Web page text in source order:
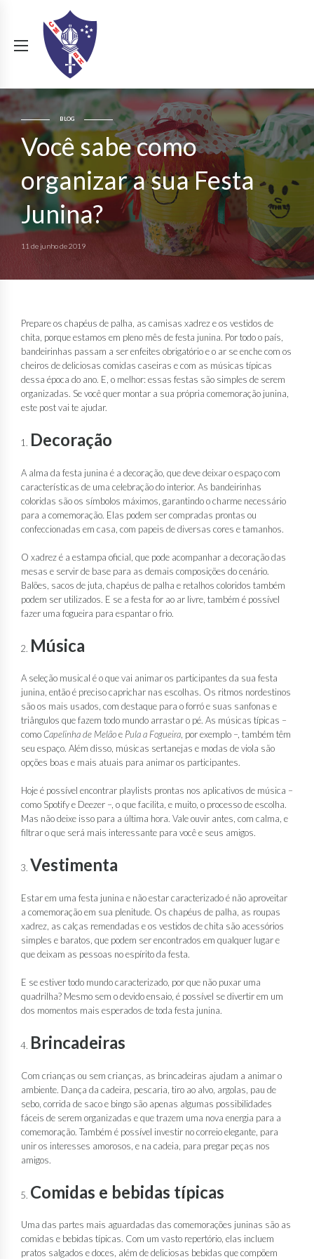
BLOG
Você sabe como
organizar a sua Festa
Junina?
11 de junho de 2019
Prepare os chapéus de palha, as camisas xadrez e os vestidos de
chita, porque estamos em pleno mês de festa junina. Por todo o país,
bandeirinhas passam a ser enfeites obrigatório e o ar se enche com os
cheiros de deliciosas comidas caseiras e com as músicas típicas
dessa época do ano. E, o melhor: essas festas são simples de serem
organizadas. Se você quer montar a sua própria comemoração junina,
este post vai te ajudar.
Decoração
A alma da festa junina é a decoração, que deve deixar o espaço com
características de uma celebração do interior. As bandeirinhas
coloridas são os símbolos máximos, garantindo o charme necessário
para a comemoração. Elas podem ser compradas prontas ou
confeccionadas em casa, com papeis de diversas cores e tamanhos.
O xadrez é a estampa oficial, que pode acompanhar a decoração das
mesas e servir de base para as demais composições do cenário.
Balões, sacos de juta, chapéus de palha e retalhos coloridos também
podem ser utilizados. E se a festa for ao ar livre, também é possível
fazer uma fogueira para espantar o frio.
Música
A seleção musical é o que vai animar os participantes da sua festa
junina, então é preciso caprichar nas escolhas. Os ritmos nordestinos
são os mais usados, com destaque para o forró e suas sanfonas e
triângulos que fazem todo mundo arrastar o pé. As músicas típicas –
comoCapelinha de Melãoe Pula a Fogueira, por exemplo –, também têm
seu espaço. Além disso, músicas sertanejas e modas de viola são
opções boas e mais atuais para animar os participantes.
Hoje é possível encontrar playlists prontas nos aplicativos de música –
como Spotify e Deezer –, o que facilita, e muito, o processo de escolha.
Mas não deixe isso para a última hora. Vale ouvir antes, com calma, e
filtrar o que será mais interessante para você e seus amigos.
Vestimenta
Estar em uma festa junina e não estar caracterizado é não aproveitar
a comemoração em sua plenitude. Os chapéus de palha, as roupas
xadrez, as calças remendadas e os vestidos de chita são acessórios
simples e baratos, que podem ser encontrados em qualquer lugar e
que deixam as pessoas no espírito da festa.
E se estiver todo mundo caracterizado, por que não puxar uma
quadrilha? Mesmo sem o devido ensaio, é possível se divertir em um
dos momentos mais esperados de toda festa junina.
Brincadeiras
Com crianças ou sem crianças, as brincadeiras ajudam a animar o
ambiente. Dança da cadeira, pescaria, tiro ao alvo, argolas, pau de
sebo, corrida de saco e bingo são apenas algumas possibilidades
fáceis de serem organizadas e que trazem uma nova energia para a
comemoração. Também é possível investir no correio elegante, para
unir os interesses amorosos, e na cadeia, para pregar peças nos
amigos.
Comidas e bebidas típicas
Uma das partes mais aguardadas das comemorações juninas são as
comidas e bebidas típicas. Com um vasto repertório, elas incluem
pratos salgados e doces, além de deliciosas bebidas que compõem